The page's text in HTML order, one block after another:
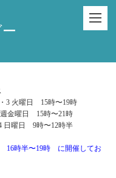
3 火曜日 15時〜19時
金曜日 15時〜21時
曜日 9時〜12時半
16時半〜19時 に開催してお